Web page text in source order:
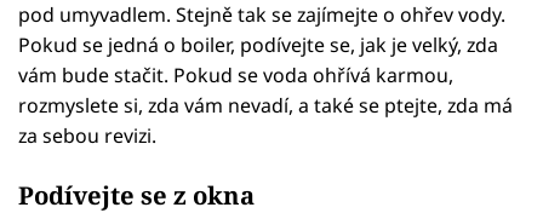
pod umyvadlem. Stejně tak se zajímejte o ohřev vody.
Pokud se jedná o boiler, podívejte se, jak je velký, zda
vám bude stačit. Pokud se voda ohřívá karmou,
rozmyslete si, zda vám nevadí, a také se ptejte, zda má
za sebou revizi.
Podívejte se z okna